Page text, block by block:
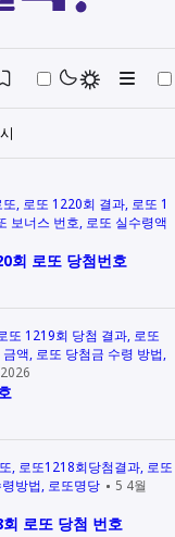
또 로또 1220회 결과 로또 1
보너스 번호 로또 실수령액
회 로또 당첨번호
또 1219회 당첨 결과 로또
금액 로또 당첨금 수령 방법
로또1218회당첨결과 로또
방법 로또명당
5 4월
로또 당첨 번호